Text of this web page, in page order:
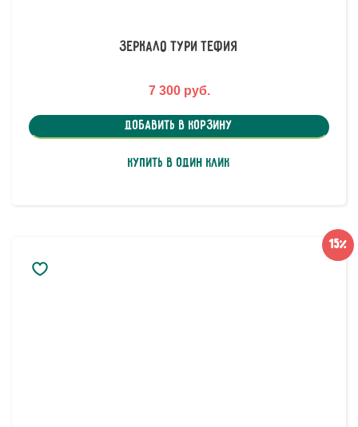
Зеркало Тури Тефия
7 300 руб.
Добавить в корзину
Купить в один клик
15%